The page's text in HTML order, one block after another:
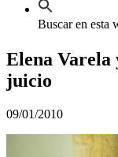
Buscar en esta
Elena Varela
juicio
09/01/2010